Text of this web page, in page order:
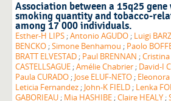
Association between a 15q25
smoking quantity and tobacco-
among 17 000 individuals.
Esther-H LIPS ;Antonio AGUDO ; Luigi
BENCKO ;Simone Benhamou ; Paolo
BRATT ELVESTAD ; Paul BRENNAN ;Cristina
CASTELLSAGUE ;Amélie Chabrier ; David-I
Paula CURADO ; Jose ELUF-NETO ;
Leticia Fernandez ; John-K FIELD ; Lenka
GABORIEAU ; Mia HASHIBE ;Claire HEALY ;